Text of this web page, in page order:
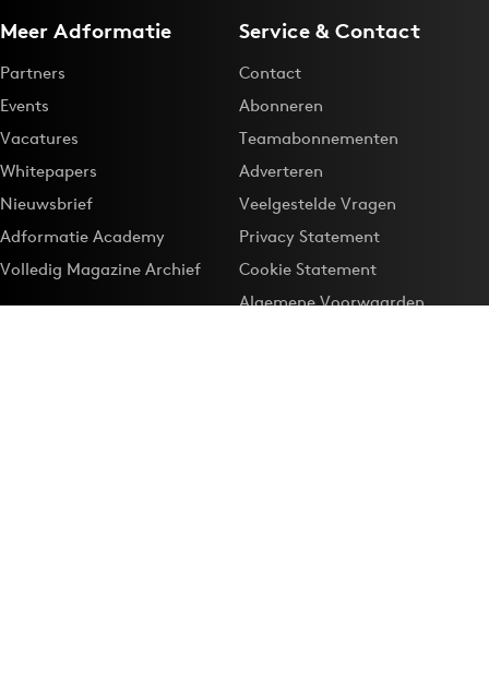
Meer Adformatie
Partners
Events
Vacatures
Whitepapers
Nieuwsbrief
Adformatie Academy
Volledig Magazine Archief
Service & Contact
Contact
Abonneren
Teamabonnementen
Adverteren
Veelgestelde Vragen
Privacy Statement
Cookie Statement
Algemene Voorwaarden